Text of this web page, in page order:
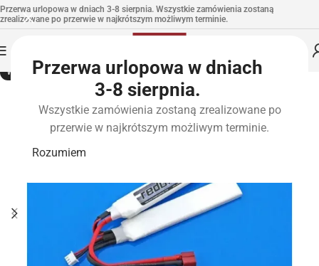
Przerwa urlopowa w dniach
3-8 sierpnia.
Wszystkie zamówienia zostaną zrealizowane po
przerwie w najkrótszym możliwym terminie.
Rozumiem
Przerwa urlopowa w dniach 3-8 sierpnia. Wszystkie zamówienia zostaną
zrealizowane po przerwie w najkrótszym możliwym terminie.
WYPRZEDANE